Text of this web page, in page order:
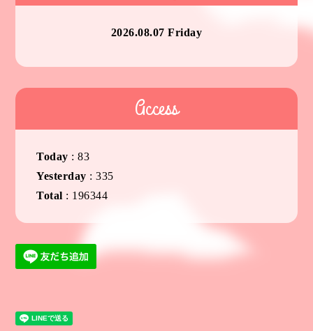
2026.08.07 Friday
Access
Today :83
Yesterday :335
Total : 196344